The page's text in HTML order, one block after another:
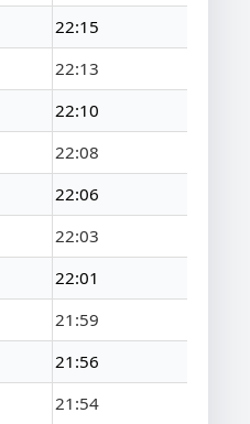
22:15
22:13
22:10
22:08
22:06
22:03
22:01
21:59
21:56
21:54